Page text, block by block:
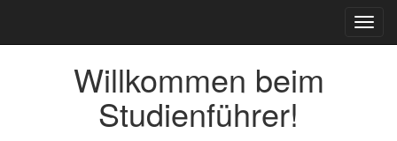
Willkommen beim
Studienführer!